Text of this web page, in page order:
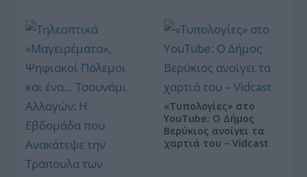
«Τυπολογίες» στο
YouTube: Ο Δήμος
Βερύκιος ανοίγει τα
χαρτιά του – Vidcast